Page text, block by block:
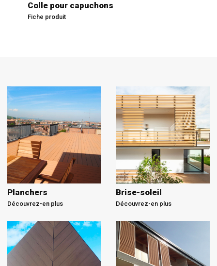
Colle pour capuchons
Fiche produit
Planchers
Découvrez-en plus
Brise-soleil
Découvrez-en plus